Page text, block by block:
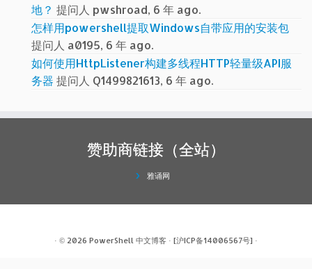
地？ 提问人 pwshroad, 6 年 ago.
怎样用powershell提取Windows自带应用的安装包
提问人 a0195, 6 年 ago.
如何使用HttpListener构建多线程HTTP轻量级API服
务器 提问人 Q1499821613, 6 年 ago.
赞助商链接（全站）
雅诵网
· © 2026 PowerShell 中文博客 · [沪ICP备14006567号] ·